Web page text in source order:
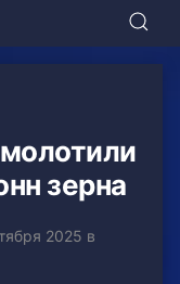
зерна
2025 в